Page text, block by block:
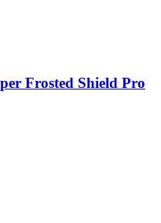
Frosted Shield Pro